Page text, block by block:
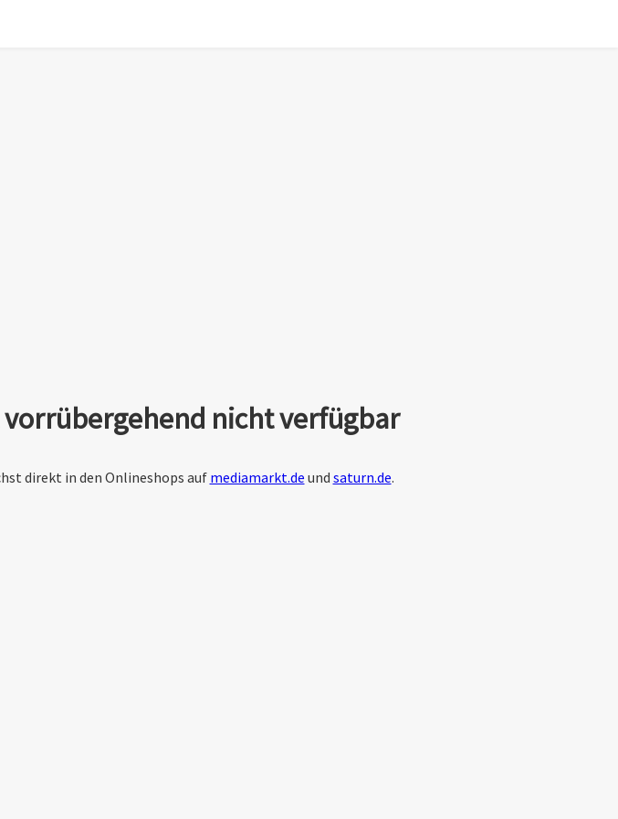
nicht verfügbar
direkt in den Onlineshops aufmediamarkt.de und saturn.de.